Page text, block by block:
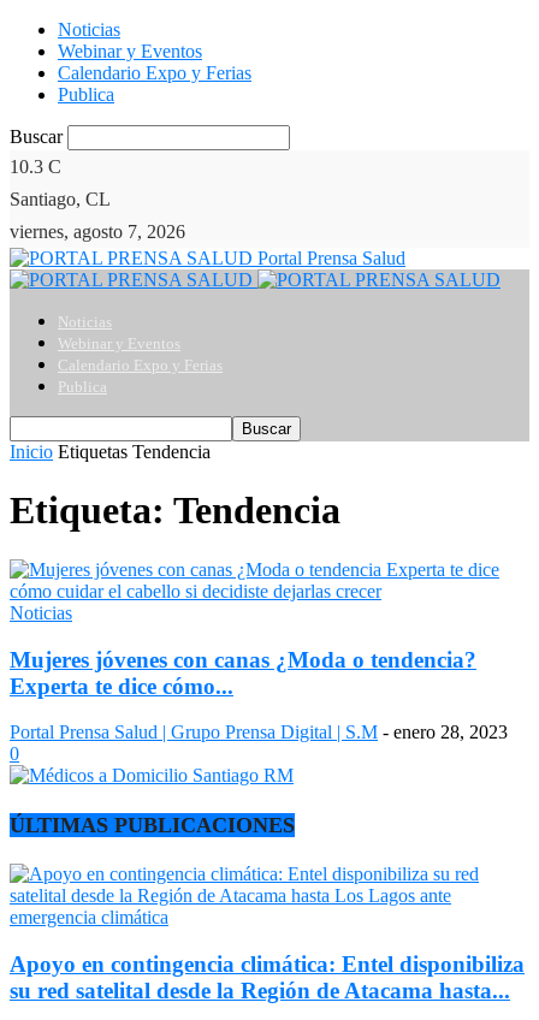
Noticias
Webinar y Eventos
Calendario Expo y Ferias
Publica
Buscar
10.3 C
Santiago, CL
viernes, agosto 7, 2026
Portal Prensa Salud
Noticias
Webinar y Eventos
Calendario Expo y Ferias
Publica
Inicio Etiquetas Tendencia
Etiqueta: Tendencia
Noticias
Mujeres jóvenes con canas ¿Moda o tendencia?
Experta te dice cómo...
Portal Prensa Salud | Grupo Prensa Digital | S.M - enero 28, 2023
0
ÚLTIMAS PUBLICACIONES
Apoyo en contingencia climática: Entel disponibiliza
su red satelital desde la Región de Atacama hasta...